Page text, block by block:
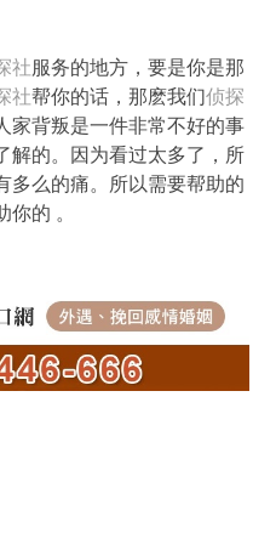
社服务的地方，要是你是那
社帮你的话，那麽我们侦探
家背叛是一件非常不好的事
解的。因为看过太多了，所
多么的痛。所以需要帮助的
你的 。